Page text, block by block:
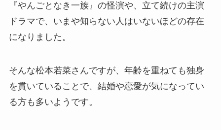
『やんごとなき一族』の怪演や、立て続けの主演
ドラマで、いまや知らない人はいないほどの存在
になりました。
そんな松本若菜さんですが、年齢を重ねても独身
を貫いていることで、結婚や恋愛が気になってい
る方も多いようです。